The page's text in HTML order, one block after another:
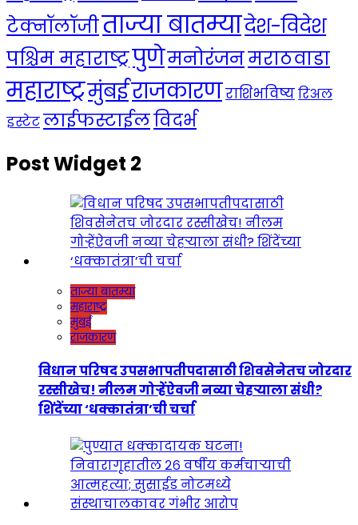
टेक्नॉलॉजीताज्या बातम्यादेश-विदेश
पश्चिम महाराष्ट्रपुणेमनोरंजनमराठवाडा
महाराष्ट्रमुंबईराजकारणराशिभविष्यरिअल
इस्टेटलाईफस्टाईलविदर्भ
Post Widget 2
ताज्या बातम्या
महाराष्ट्र
मुंबई
राजकारण
विधान परिषद उपसभापतीपदासाठी शिवसेनेतच जोरदार
रस्सीखेच! नीलम गोऱ्हेंऐवजी नव्या चेहऱ्याला संधी?
शिंदेंच्या ‘धक्कातंत्रा’ची चर्चा